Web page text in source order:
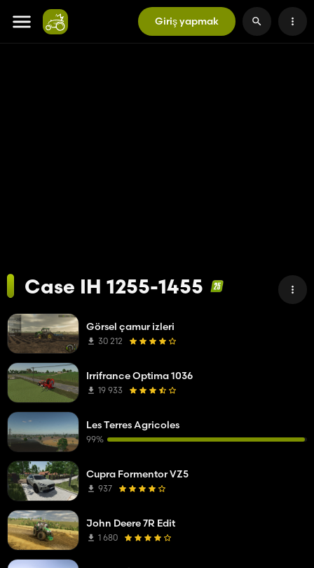
Giriş yapmak
Case IH 1255-1455
Görsel çamur izleri
30 212
Irrifrance Optima 1036
19 933
Les Terres Agricoles
99%
Cupra Formentor VZ5
937
John Deere 7R Edit
1 680